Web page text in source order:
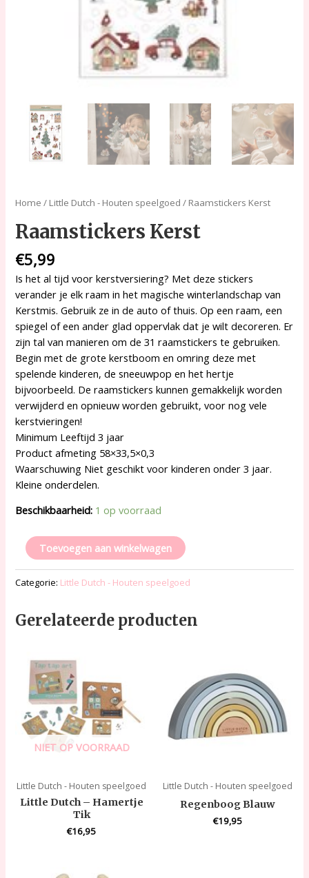
Home / Little Dutch - Houten speelgoed / Raamstickers Kerst
Raamstickers Kerst
€5,99
Is het al tijd voor kerstversiering? Met deze stickers
verander je elk raam in het magische winterlandschap van
Kerstmis. Gebruik ze in de auto of thuis. Op een raam, een
spiegel of een ander glad oppervlak dat je wilt decoreren. Er
zijn tal van manieren om de 31 raamstickers te gebruiken.
Begin met de grote kerstboom en omring deze met
spelende kinderen, de sneeuwpop en het hertje
bijvoorbeeld. De raamstickers kunnen gemakkelijk worden
verwijderd en opnieuw worden gebruikt, voor nog vele
kerstvieringen!
Minimum Leeftijd 3 jaar
Product afmeting 58×33,5×0,3
Waarschuwing Niet geschikt voor kinderen onder 3 jaar.
Kleine onderdelen.
Beschikbaarheid: 1 op voorraad
Toevoegen aan winkelwagen
Categorie: Little Dutch - Houten speelgoed
Gerelateerde producten
NIET OP VOORRAAD
Little Dutch - Houten speelgoed
Little Dutch – Hamertje
Tik
€16,95
Little Dutch - Houten speelgoed
Regenboog Blauw
€19,95